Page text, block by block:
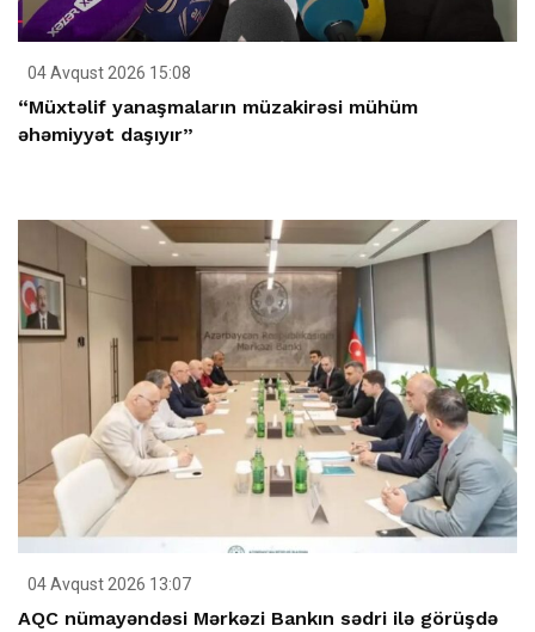
04 Avqust 2026 15:08
“Müxtəlif yanaşmaların müzakirəsi mühüm
əhəmiyyət daşıyır”
04 Avqust 2026 13:07
AQC nümayəndəsi Mərkəzi Bankın sədri ilə görüşdə